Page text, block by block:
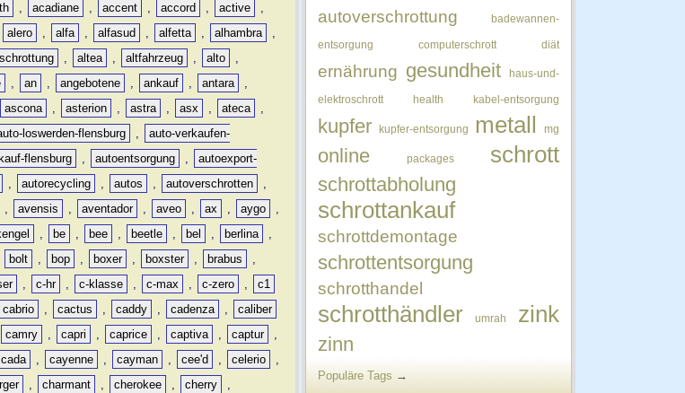
, acadiane , accent , accord , active
,
alero , alfa , alfasud , alfetta , alhambra
,
, altea , altfahrzeug , alto
,
, an , angebotene , ankauf , antara
,
ascona , asterion , astra , asx , ateca
,
loswerden-flensburg ,
auto-verkaufen-
flensburg , autoentsorgung ,
autoexport-
, autorecycling , autos , autoverschrotten
,
, avensis , aventador , aveo , ax , aygo
,
, be , bee , beetle , bel , berlina
,
bolt , bop , boxer , boxster , brabus
,
, c-hr , c-klasse , c-max , c-zero ,
c1
cabrio , cactus , caddy , cadenza ,
caliber
camry , capri , caprice , captiva , captur
,
, cayenne , cayman , cee'd , celerio
,
, charmant , cherokee , cherry
,
autoverschrottung badewannen-
entsorgung computerschrott diät
ernährung gesundheit haus-und-
elektroschrott health kabel-entsorgung
kupfer kupfer-entsorgung metall mg
online packages schrott
schrottabholung
schrottankauf
schrottdemontage
schrottentsorgung
schrotthandel
schrotthändler umrah zink
zinn
Populäre Tags →